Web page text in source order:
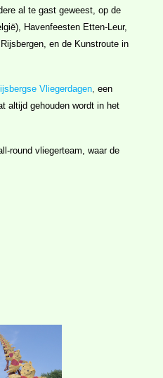
al te gast geweest, op de
Havenfeesten Etten-Leur,
en de Kunstroute in
Vliegerdagen, een
altijd gehouden wordt in het
round vliegerteam, waar de